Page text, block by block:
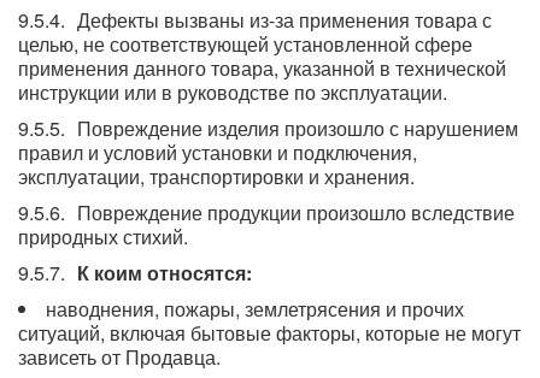
Дефекты вызваны из-за применения товара с
целью, не соответствующей установленной сфере
применения данного товара, указанной в технической
инструкции или в руководстве по эксплуатации.
Повреждение изделия произошло с нарушением
правил и условий установки и подключения,
эксплуатации, транспортировки и хранения.
Повреждение продукции произошло вследствие
природных стихий.
К коим относятся:
наводнения, пожары, землетрясения и прочих
ситуаций, включая бытовые факторы, которые не могут
зависеть от Продавца.